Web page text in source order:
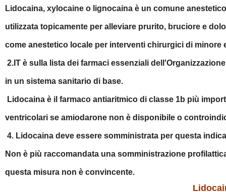
Lidocaina, xylocaine o lignocaina è un comune
utilizzata topicamente per alleviare prurito, bruciore e
come anestetico locale per interventi chirurgici di minore
2.IT è sulla lista dei farmaci essenziali
in un sistema sanitario di base.
Lidocaina è il farmaco antiaritmico di classe 1b più
ventricolari se amiodarone non è disponibile o
4. Lidocaina deve essere somministrata per questa
Non è più raccomandata una somministrazione
questa misura non è convincente.